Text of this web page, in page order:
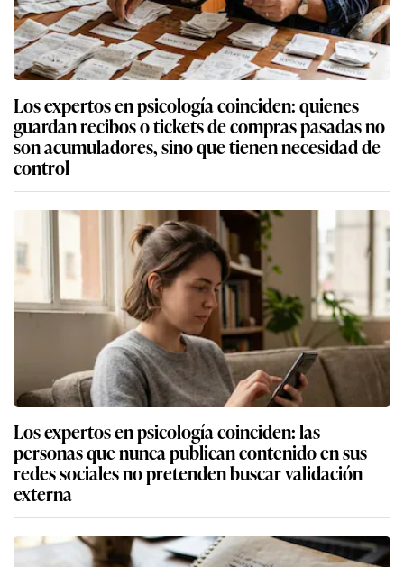
Los expertos en psicología coinciden: quienes
guardan recibos o tickets de compras pasadas no
son acumuladores, sino que tienen necesidad de
control
Los expertos en psicología coinciden: las
personas que nunca publican contenido en sus
redes sociales no pretenden buscar validación
externa